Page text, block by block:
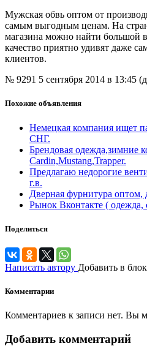
Мужская обвь оптом от
самым выгодным ценам. На
магазина можно найти большой
качество приятно удивят даже
клиентов.
№ 9291 5 сентября 2014 в 13:45
Похожие объявления
Немецкая компания ищет
СНГ.
Брендовая одежда,зимние
Cardin,Mustang,Trapper.
Предлагаю недорогие
г.в.
Дверная фурнитура оптом,
Рынок Вконтакте ( одежда,
Поделиться
Написать автору Добавить в
Комментарии
Комментариев к записи нет. Вы
Добавить комментарий